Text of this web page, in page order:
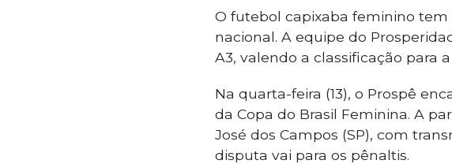
O futebol capixaba feminino
nacional. A equipe do
A3, valendo a classificação para
Na quarta-feira (13), o Prospê
da Copa do Brasil Feminina. A
José dos Campos (SP), com
disputa vai para os pênaltis.